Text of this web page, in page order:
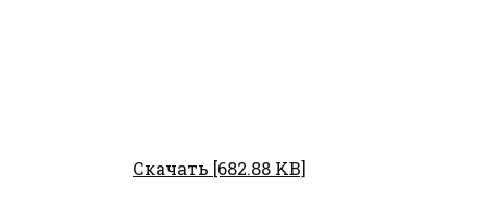
Скачать [682.88 KB]